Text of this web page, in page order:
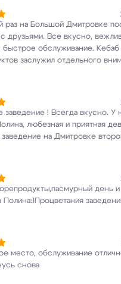
раз на Большой Дмитровке
друзьями. Все вкусно,
быстрое обслуживание. Кебаб
заслужил отдельного
заведение ! Всегда вкусно. У
любезная и приятная
на Дмитровке
день и
Полина:)Процветания
место, обслуживание
снова